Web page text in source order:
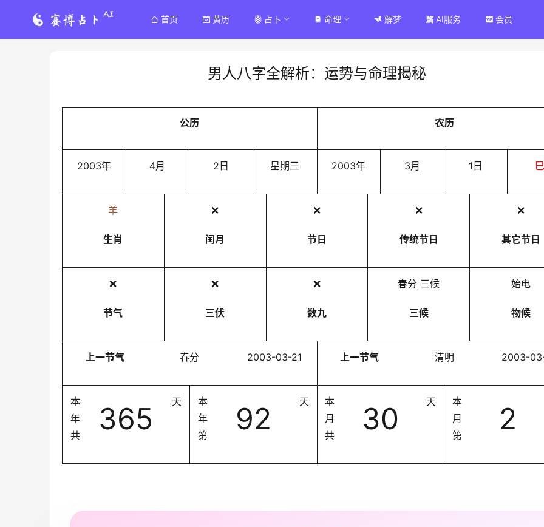
首页 黄历 占卜 命理 解梦 AI服务 会员
男人八字全解析：运势与命理揭秘
公历
2003年 4月 2日 星期三
农历
2003年 3月 1日 巳
羊
生肖
❌
闰月
❌
节日
❌
传统节日
❌
其它节日
❌
节气
❌
三伏
❌
数九
春分 三候
三候
始电
物候
上一节气 春分 2003-03-21 上一节气 清明 2003-
本
年
共
365 天
本
年
第
92 天
本
月
共
30 天
本
月
第
2